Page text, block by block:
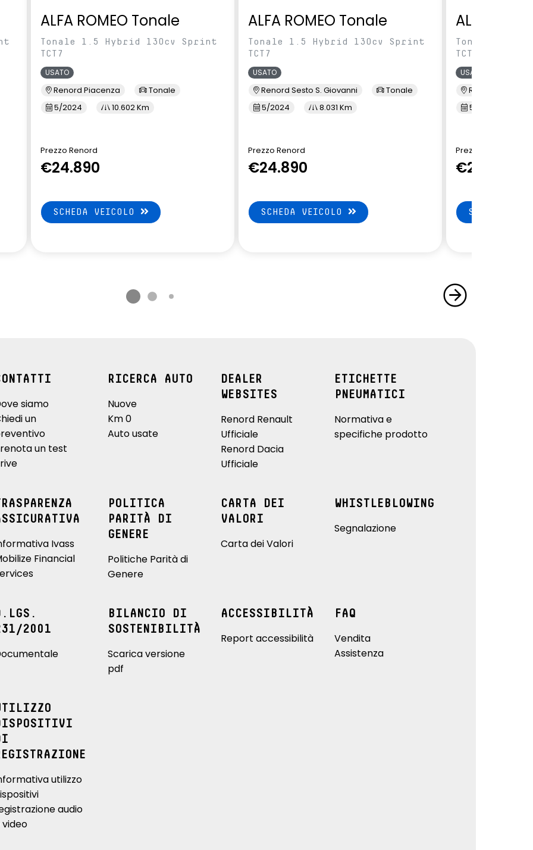
ALFA ROMEO Tonale
Tonale 1.5 Hybrid 130cv Sprint
TCT7
USATO
Renord Piacenza
Tonale
5/2024
10.602 Km
Prezzo Renord
€24.890
SCHEDA VEICOLO
ALFA ROMEO Tonale
Tonale 1.5 Hybrid 130cv Sprint
TCT7
USATO
Renord Sesto S. Giovanni
Tonale
5/2024
8.031 Km
Prezzo Renord
€24.890
SCHEDA VEICOLO
ALFA
Tonale 1.5
TCT7
USATO
Renord
5/2024
Prezzo Renord
€24.890
SCHEDA
siamo
un
un test
RICERCA AUTO
Nuove
Km 0
Auto usate
DEALER
WEBSITES
Renord Renault
Ufficiale
Renord Dacia
Ufficiale
ETICHETTE
PNEUMATICI
Normativa e
specifiche prodotto
Ivass
Financial
POLITICA
PARITÀ DI
GENERE
Politiche Parità di
Genere
CARTA DEI
VALORI
Carta dei Valori
WHISTLEBLOWING
Segnalazione
2001
BILANCIO DI
SOSTENIBILITÀ
Scarica versione
pdf
ACCESSIBILITÀ
Report accessibilità
FAQ
Vendita
Assistenza
utilizzo
audio
video